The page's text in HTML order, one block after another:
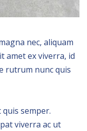
nec, aliquam
amet ex viverra, id
rutrum nunc quis
semper.
viverra ac ut